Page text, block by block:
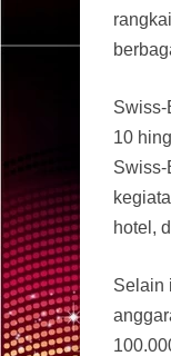
Swiss-
10
Swiss-
hotel,
Selain